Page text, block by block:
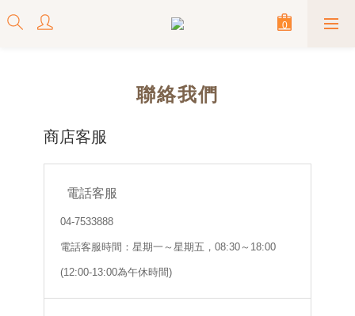
聯絡我們
商店客服
電話客服
04-7533888
電話客服時間：星期一～星期五，08:30～18:00
(12:00-13:00為午休時間)